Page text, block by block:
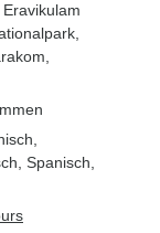
Eravikulam
Spanisch,